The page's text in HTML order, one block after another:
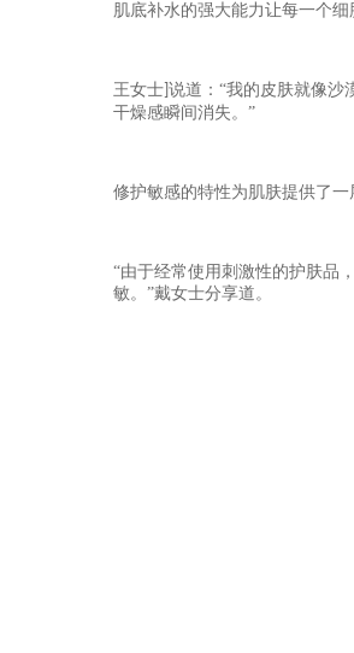
肌底补水的强大能力让每一个细
王女士] 说道：“我的皮肤就像沙
干燥感瞬间消失。”
修护敏感的特性为肌肤提供了一
“由于经常使用刺激性的护肤品
敏。”戴女士分享道。